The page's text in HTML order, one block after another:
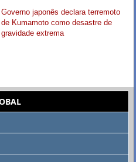
Governo japonês declara terremoto
de Kumamoto como desastre de
gravidade extrema